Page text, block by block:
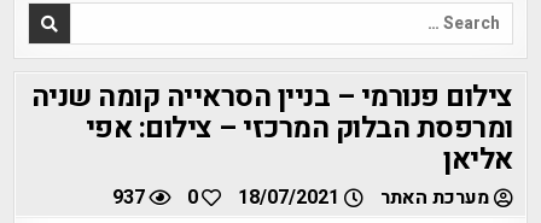
Search
for:
צילום פנורמי – בניין הסראייה קומה שניה
ומרפסת הבלוק המרכזי – צילום: אפי
אליאן
מערכת האתר 0
937